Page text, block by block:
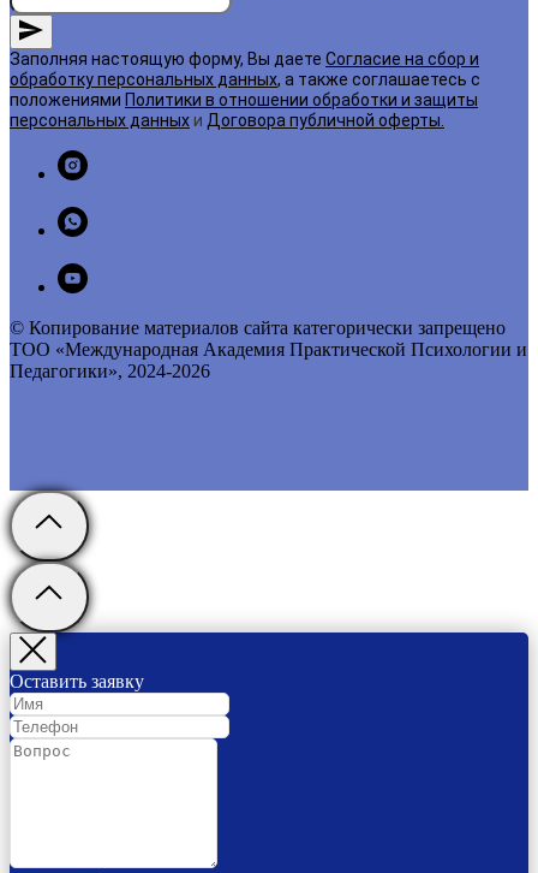
Заполняя настоящую форму, Вы даете Согласие на сбор и
обработку персональных данных, а также соглашаетесь с
положениями Политики в отношении обработки и защиты
персональных данныхи Договора публичной оферты
© Копирование материалов сайта категорически запрещено
ТОО «Международная Академия Практической Психологии и
Педагогики», 2024-2026
Оставить заявку